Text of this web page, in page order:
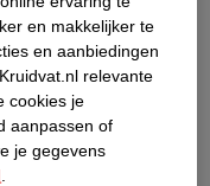
en makkelijker te
en aanbiedingen
relevante
cookies je
aanpassen of
je gegevens